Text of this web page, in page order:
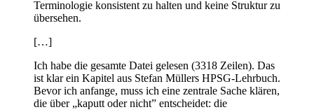
Terminologie konsistent zu halten und keine Struktur zu
übersehen.
[…]
Ich habe die gesamte Datei gelesen (3318 Zeilen). Das
ist klar ein Kapitel aus Stefan Müllers HPSG-Lehrbuch.
Bevor ich anfange, muss ich eine zentrale Sache klären,
die über „kaputt oder nicht” entscheidet: die